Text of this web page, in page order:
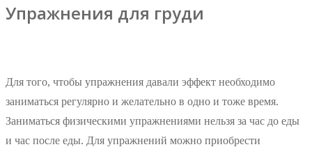
Упражнения для груди
Для того, чтобы упражнения давали эффект необходимо
заниматься регулярно и желательно в одно и тоже время.
Заниматься физическими упражнениями нельзя за час до еды
и час после еды. Для упражнений можно приобрести